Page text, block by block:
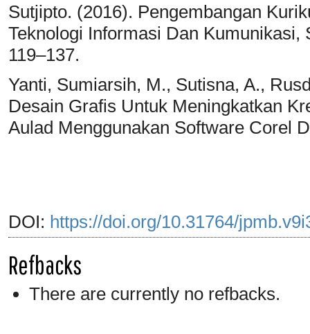
Sutjipto. (2016). Pengembangan
Teknologi Informasi Dan
119–137.
Yanti, Sumiarsih, M., Sutisna, A.,
Desain Grafis Untuk Meningkatkan
Aulad Menggunakan Software Corel
DOI: https://doi.org/10.31764/
Refbacks
There are currently no refbacks.